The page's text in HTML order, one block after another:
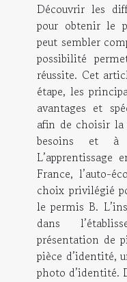
Découvrir les
pour obtenir le
peut sembler
possibilité
réussite. Cet
étape, les
avantages et
afin de choisir la
besoins et à
France, l’auto-
choix privilégié
le permis B.
dans
présentation de
pièce d’identité,
photo d’identité.